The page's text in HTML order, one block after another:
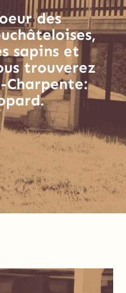
des
sapins et
trouverez
Charpente: